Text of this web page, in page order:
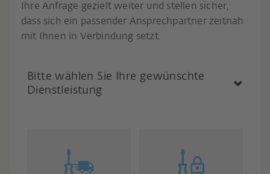
Ihre Anfrage gezielt weiter und stellen sicher,
dass sich ein passender Ansprechpartner zeitnah
mit Ihnen in Verbindung setzt.
Bitte wählen Sie Ihre gewünschte
Dienstleistung